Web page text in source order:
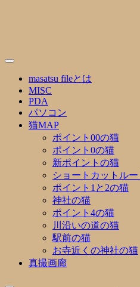
masatsu fileとは
MISC
PDA
パソコン
猫MAP
ポイント00の猫
ポイント0の猫
新ポイントの猫
ショートカットル
ポイント1と2の猫
神社の猫
ポイント4の猫
川沿いの道の猫
駅前の猫
お寺近くの神社の猫
真撮画廊